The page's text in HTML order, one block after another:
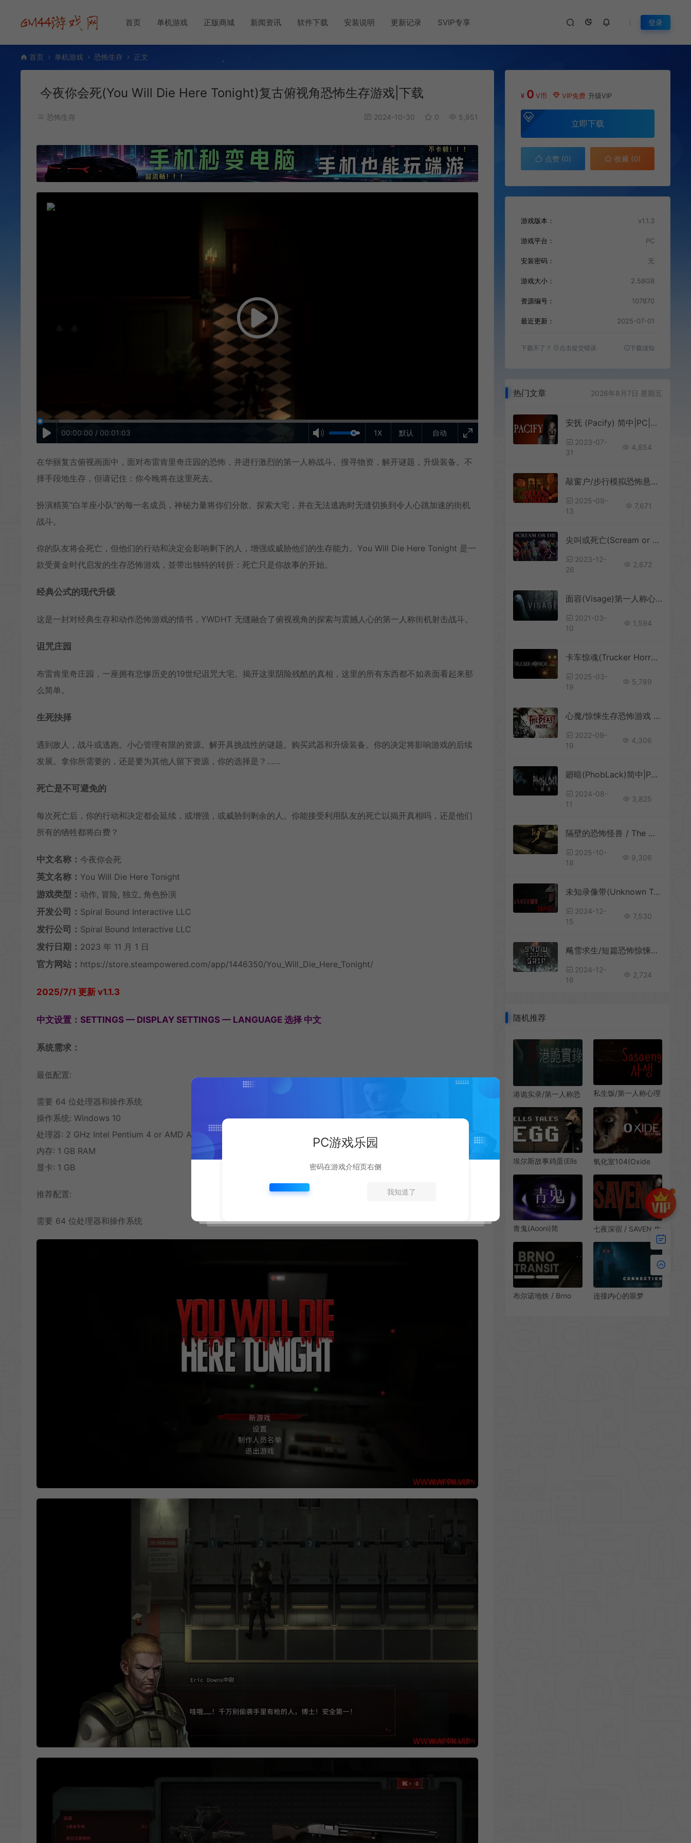
首页 单机游戏 正版商城 新闻资讯 软件下载 安装说明 更新记录 SVIP专享 登录
首页 单机游戏 恐怖生存 正文
今夜你会死(You Will Die Here Tonight)复古俯视角恐怖生存游戏|下载
恐怖生存 2024-10-30 0 5,951
自动
1X 默认
00:00:00 / 00:01:03
在华丽复古俯视画面中，面对布雷肯里奇庄园的恐怖，并进行激烈的第一人称战斗。搜寻物资，解开谜题，升级装备。不
择手段地生存，但请记住：你今晚将在这里死去。
扮演精英“白羊座小队”的每一名成员，神秘力量将你们分散。探索大宅，并在无法逃跑时无缝切换到令人心跳加速的街机
战斗。
你的队友将会死亡，但他们的行动和决定会影响剩下的人，增强或威胁他们的生存能力。You Will Die Here Tonight 是一
款受黄金时代启发的生存恐怖游戏，並带出独特的转折：死亡只是你故事的开始。
经典公式的现代升级
这是一封对经典生存和动作恐怖游戏的情书，YWDHT 无缝融合了俯视视角的探索与震撼人心的第一人称街机射击战斗。
诅咒庄园
布雷肯里奇庄园，一座拥有悲惨历史的19世纪诅咒大宅。揭开这里阴险残酷的真相，这里的所有东西都不如表面看起来那
么简单。
生死抉择
遇到敌人，战斗或逃跑。小心管理有限的资源。解开具挑战性的谜题。购买武器和升级装备。你的决定将影响游戏的后续
发展。拿你所需要的，还是要为其他人留下资源，你的选择是？……
死亡是不可避免的
每次死亡后，你的行动和决定都会延续，或增强，或威胁到剩余的人。你能接受利用队友的死亡以揭开真相吗，还是他们
所有的牺牲都将白费？
中文名称： 今夜你会死
英文名称： You Will Die Here Tonight
游戏类型： 动作, 冒险, 独立, 角色扮演
开发公司： Spiral Bound Interactive LLC
发行公司： Spiral Bound Interactive LLC
发行日期： 2023 年 11 月 1 日
官方网站： https://store.steampowered.com/app/1446350/You_Will_Die_Here_Tonight/
2025/7/1 更新 v1.1.3
中文设置：SETTINGS — DISPLAY SETTINGS — LANGUAGE 选择 中文
系统需求：
最低配置:
需要 64 位处理器和操作系统
操作系统: Windows 10
处理器: 2 GHz Intel Pentium 4 or AMD Athlon or equivalent
内存: 1 GB RAM
显卡: 1 GB
推荐配置:
需要 64 位处理器和操作系统
¥ 0 V币 VIP免费 升级VIP
立即下载
点赞 (0) 收藏 (0)
游戏版本： v1.1.3
游戏平台： PC
安装密码： 无
游戏大小： 2.58GB
资源编号： 107870
最近更新： 2025-07-01
下载不了？ 点击提交错误 下载须知
热门文章 2026年8月7日 星期五
安抚 (Pacify) 简中|PC|恐怖解谜生存游戏
2023-07-
31
4,854
敲窗户/步行模拟恐怖悬疑游戏 Knock On The Window 下载
2025-09-
13
7,671
尖叫或死亡(Scream or Die)简中|PC|AVG|迷宫恐怖游戏
2023-12-
26
2,672
面容(Visage)第一人称心理恐怖游戏|下载
2021-03-
10
1,594
卡车惊魂(Trucker Horror)森林恐怖驾驶游戏|下载
2025-03-
19
5,789
心魔/惊悚生存恐怖游戏 The Beast Inside 下载
2022-09-
19
4,306
廻暗(PhobLack)简中|PC|AVG|第一人称恐怖探索游戏
2024-08-
11
3,825
隔壁的恐怖怪兽 / The Wife Next Door 探索潜行动作游戏
2025-10-
18
9,306
未知录像带(Unknown Tapes)恐龙恐怖游戏|中文|攻略|视频|免费下载
2024-12-
15
7,530
飚雪求生/短篇恐怖惊悚冒险游戏 Snowsquall Grip 下载
2024-12-
16
2,724
随机推荐
港诡实录/第一人称恐
Paranormal HK 下载
私生饭/第一人称心理
下载
埃尔斯故事鸡蛋(Ells
点击游戏|单机|中
文|SIM|免费下载
氧化室104(Oxide
中|PC|AVG|第一人称
密室逃脱恐怖游戏
青鬼(Aooni)简
解谜游戏
七夜深宿 / SAVEN 生
布尔诺地铁 / Brno
连接内心的噩梦
PC游戏乐园
密码在游戏介绍页右侧
我知道了